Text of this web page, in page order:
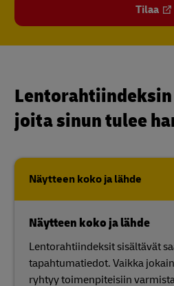
Tilaa
joita sinun tulee
Näytteen koko ja lähde
Näytteen koko ja lähde
Lentorahtiindeksit sisältävät
tapahtumatiedot. Vaikka
ryhtyy toimenpiteisiin